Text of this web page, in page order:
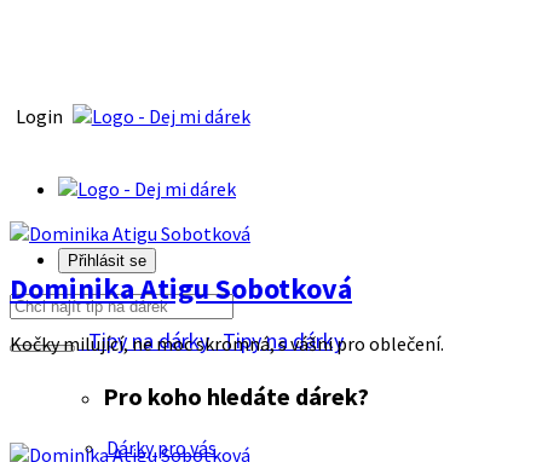
Login
Přihlásit se
Tipy na dárkyTipy na dárky
Pro koho hledáte dárek?
Dárky pro vás
Dominika Atigu Sobotková
Kočky milující, ne moc skromná, s vášni pro oblečení.